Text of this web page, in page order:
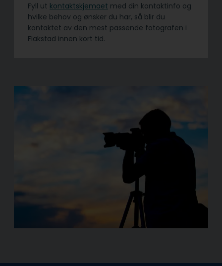
Fyll ut kontaktskjemaet med din kontaktinfo og
hvilke behov og ønsker du har, så blir du
kontaktet av den mest passende fotografen i
Flakstad innen kort tid.